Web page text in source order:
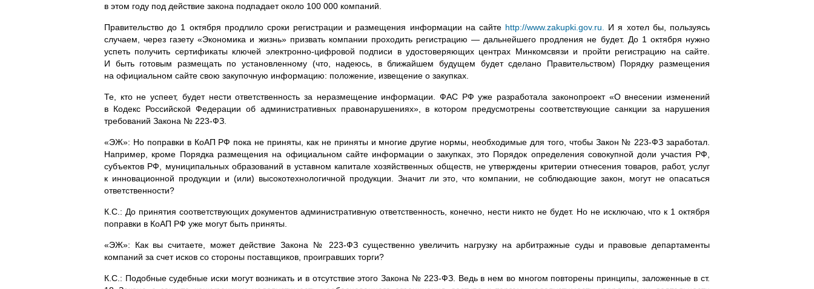
в этом году под действие закона подпадает около 100 000 компаний.
Правительство до 1 октября продлило сроки регистрации и размещения информации на сайте http://www.zakupki.gov.ru.
И я хотел бы, пользуясь
случаем, через газету «Экономика и жизнь» призвать компании проходить регистрацию — дальнейшего продления не будет. До 1 октября нужно
успеть получить сертификаты ключей электронно-цифровой подписи в удостоверяющих центрах Минкомсвязи и пройти регистрацию на сайте.
И быть готовым размещать по установленному (что, надеюсь, в ближайшем будущем будет сделано Правительством) Порядку размещения
на официальном сайте свою закупочную информацию: положение, извещение о закупках.
Те, кто не успеет, будет нести ответственность за неразмещение информации. ФАС РФ уже разработала законопроект «О внесении изменений
в Кодекс Российской Федерации об административных правонарушениях», в котором предусмотрены соответствующие санкции за нарушения
требований Закона № 223-ФЗ
«ЭЖ»: Но поправки в КоАП РФ пока не приняты, как не приняты и многие другие нормы, необходимые для того, чтобы Закон № 223-ФЗ заработал.
Например, кроме Порядка размещения на официальном сайте информации о закупках, это Порядок определения совокупной доли участия РФ,
субъектов РФ, муниципальных образований в уставном капитале хозяйственных обществ, не утверждены критерии отнесения товаров, работ, услуг
к инновационной продукции и (или) высокотехнологичной продукции. Значит ли это, что компании, не соблюдающие закон, могут не опасаться
ответственности?
К.С.: До принятия соответствующих документов административную ответственность, конечно, нести никто не будет. Но не исключаю, что к 1 октября
поправки в КоАП РФ уже могут быть приняты.
«ЭЖ»: Как вы считаете, может действие Закона № 223-ФЗ существенно увеличить нагрузку на арбитражные суды и правовые департаменты
компаний за счет исков со стороны поставщиков, проигравших торги?
К.С.: Подобные судебные иски могут возникать и в отсутствие этого Закона № 223-ФЗ . Ведь в нем во многом повторены принципы, заложенные в ст.